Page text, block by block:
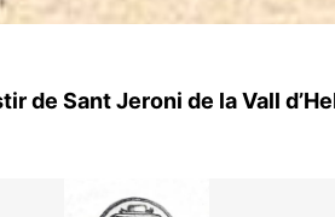
de Sant Jeroni de la Vall